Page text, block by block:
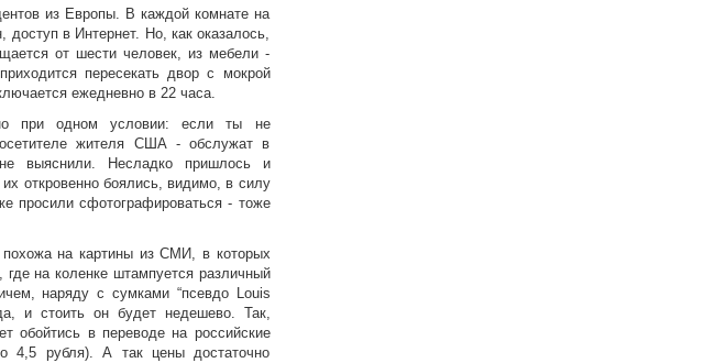
из Европы. В каждой комнате на
в Интернет. Но, как оказалось,
от шести человек, из мебели -
пересекать двор с мокрой
ежедневно в 22 часа.
при одном условии: если ты не
жителя США - обслужат в
выяснили. Несладко пришлось и
откровенно боялись, видимо, в силу
просили сфотографироваться - тоже
на картины из СМИ, в которых
на коленке штампуется различный
наряду с сумками “псевдо Louis
и стоить он будет недешево. Так,
обойтись в переводе на российские
4,5 рубля). А так цены достаточно